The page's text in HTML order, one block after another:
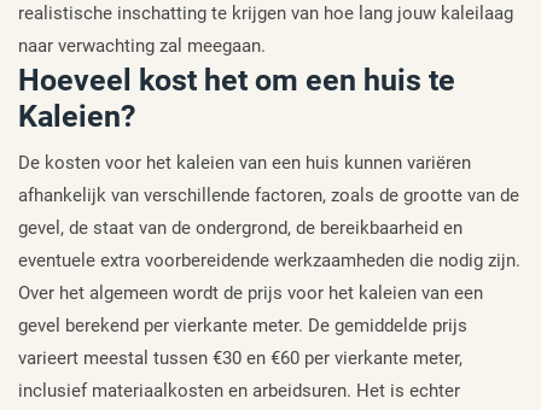
realistische inschatting te krijgen van hoe lang jouw kaleilaag
naar verwachting zal meegaan.
Hoeveel kost het om een huis te
Kaleien?
De kosten voor het kaleien van een huis kunnen variëren
afhankelijk van verschillende factoren, zoals de grootte van de
gevel, de staat van de ondergrond, de bereikbaarheid en
eventuele extra voorbereidende werkzaamheden die nodig zijn.
Over het algemeen wordt de prijs voor het kaleien van een
gevel berekend per vierkante meter. De gemiddelde prijs
varieert meestal tussen €30 en €60 per vierkante meter,
inclusief materiaalkosten en arbeidsuren. Het is echter